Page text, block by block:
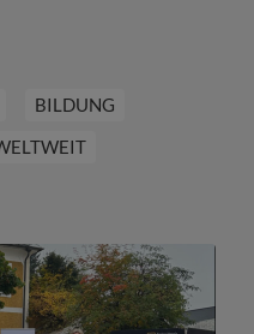
BILDUNG